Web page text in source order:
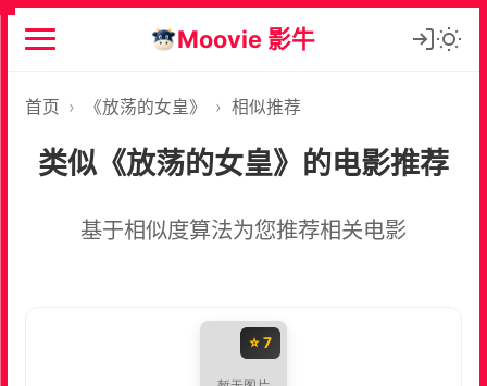
Moovie 影牛
首页 › 《放荡的女皇》 › 相似推荐
类似《放荡的女皇》的电影推荐
基于相似度算法为您推荐相关电影
⭐ 7